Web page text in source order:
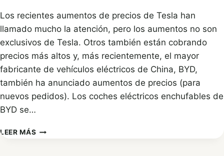
Los recientes aumentos de precios de Tesla han
llamado mucho la atención, pero los aumentos no son
exclusivos de Tesla. Otros también están cobrando
precios más altos y, más recientemente, el mayor
fabricante de vehículos eléctricos de China, BYD,
también ha anunciado aumentos de precios (para
nuevos pedidos). Los coches eléctricos enchufables de
BYD se…
LEER MÁS BYD